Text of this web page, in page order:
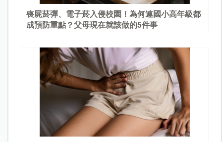
喪屍菸彈、電子菸入侵校園！為何連國小高年級都
成預防重點？父母現在就該做的5件事